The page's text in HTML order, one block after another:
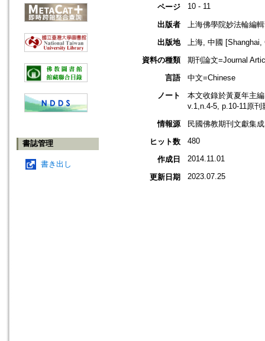
書誌管理
書き出し
ページ 10 - 11
出版者
上海佛學院妙法輪編
出版地
上海, 中國 [Shanghai,
資料の種類
期刊論文=Journal
言語
中文=Chinese
ノート
本文收錄於黃夏年主
v.1,n.4-5, p.10-11原刊
情報源
民國佛教期刊文獻集
ヒット数
480
作成日 2014.11.01
更新日期 2023.07.25